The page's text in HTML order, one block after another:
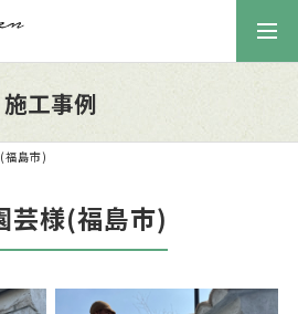
施工事例
福島市)
芸様(福島市)